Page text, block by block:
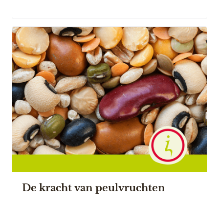
De kracht van peulvruchten